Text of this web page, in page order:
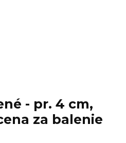
- pr. 4 cm,
za balenie